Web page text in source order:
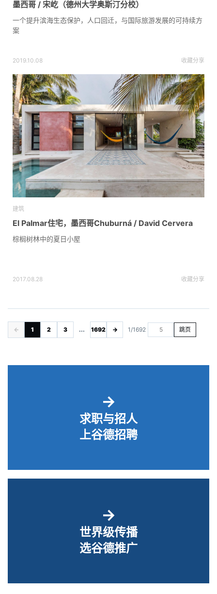
墨西哥 / 宋屹（德州大学奥斯汀分校）
一个提升滨海生态保护，人口回迁，与国际旅游发展的可持续方
案
2019.10.08 收藏分享
建筑
El Palmar住宅，墨西哥Chuburná / David Cervera
棕榈树林中的夏日小屋
2017.08.28 收藏分享
← 1 2 3 ... 1692 → 1/1692 跳页
→
求职与招人
上谷德招聘
→
世界级传播
选谷德推广